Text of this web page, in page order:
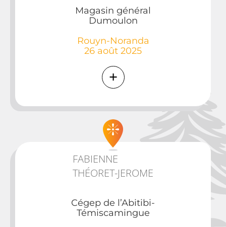
Magasin général
Dumoulon
Rouyn-Noranda
26 août 2025
FABIENNE
THÉORET-JEROME
Cégep de l’Abitibi-
Témiscamingue